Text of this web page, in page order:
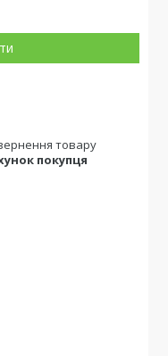
товару
покупця